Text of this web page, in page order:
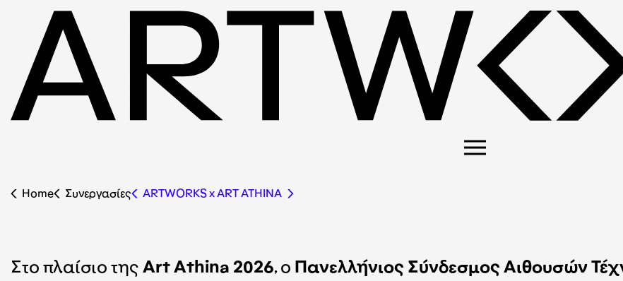
Home Συνεργασίες ΑRTWORKS x ART ATHINA
Στο πλαίσιο της Art Athina 2026, ο Πανελλήνιος Σύνδεσμος Αιθουσών